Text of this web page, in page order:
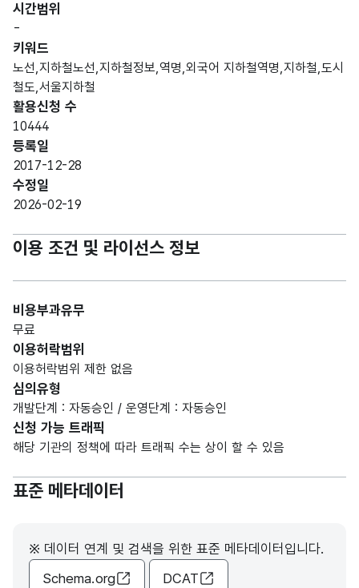
시간범위
-
키워드
노선,지하철노선,지하철정보,역명,외국어 지하철역명,지하철,도시
철도,서울지하철
활용신청 수
10444
등록일
2017-12-28
수정일
2026-02-19
이용 조건 및 라이선스 정보
비용부과유무
무료
이용허락범위
이용허락범위 제한 없음
심의유형
개발단계 : 자동승인 / 운영단계 : 자동승인
신청 가능 트래픽
해당 기관의 정책에 따라 트래픽 수는 상이 할 수 있음
표준 메타데이터
※ 데이터 연계 및 검색을 위한 표준 메타데이터입니다.
Schema.org
DCAT